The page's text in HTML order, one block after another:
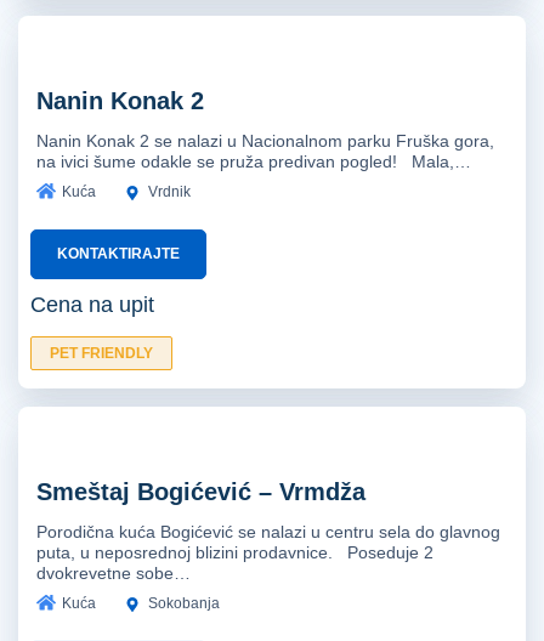
Nanin Konak 2
Nanin Konak 2 se nalazi u Nacionalnom parku Fruška gora,
na ivici šume odakle se pruža predivan pogled! Mala,…
Kuća Vrdnik
KONTAKTIRAJTE
Cena na upit
PET FRIENDLY
Smeštaj Bogićević – Vrmdža
Porodična kuća Bogićević se nalazi u centru sela do glavnog
puta, u neposrednoj blizini prodavnice. Poseduje 2
dvokrevetne sobe…
Kuća Sokobanja